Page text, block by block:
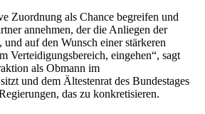
Zuordnung als Chance begreifen und
annehmen, der die Anliegen der
und auf den Wunsch einer stärkeren
Verteidigungsbereich, eingehen“, sagt
als Obmann im
und dem Ältestenrat des Bundestages
das zu konkretisieren.